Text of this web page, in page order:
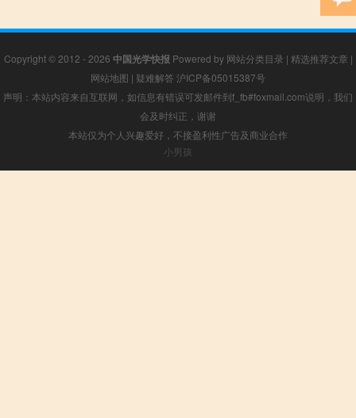
Copyright © 2012 - 2026 中国光学快报 Powered by 网站分类目录 | 精选推荐文章 |
网站地图 | 疑难解答 沪ICP备05015387号
声明：本站内容来自互联网，如信息有错误可发邮件到f_fb#foxmail.com说明，我们
会及时纠正，谢谢
本站仅为个人兴趣爱好，不接盈利性广告及商业合作
小男孩